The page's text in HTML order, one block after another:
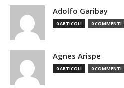
Adolfo Garibay
0 ARTICOLI 0 COMMENTI
Agnes Arispe
0 ARTICOLI 0 COMMENTI